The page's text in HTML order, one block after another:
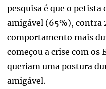
pesquisa é que o
amigável (65%), contra
comportamento mais
começou a crise com os
queriam uma postura
amigável.